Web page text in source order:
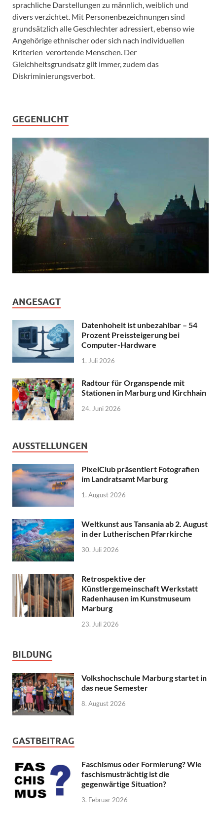
sprachliche Darstellungen zu männlich, weiblich und
divers verzichtet. Mit Personenbezeichnungen sind
grundsätzlich alle Geschlechter adressiert, ebenso wie
Angehörige ethnischer oder sich nach individuellen
Kriterien verortende Menschen. Der
Gleichheitsgrundsatz gilt immer, zudem das
Diskriminierungsverbot.
GEGENLICHT
ANGESAGT
Datenhoheit ist unbezahlbar – 54
Prozent Preissteigerung bei
Computer-Hardware
1. Juli 2026
Radtour für Organspende mit
Stationen in Marburg und Kirchhain
24. Juni 2026
AUSSTELLUNGEN
PixelClub präsentiert Fotografien
im Landratsamt Marburg
1. August 2026
Weltkunst aus Tansania ab 2. August
in der Lutherischen Pfarrkirche
30. Juli 2026
Retrospektive der
Künstlergemeinschaft Werkstatt
Radenhausen im Kunstmuseum
Marburg
23. Juli 2026
BILDUNG
Volkshochschule Marburg startet in
das neue Semester
8. August 2026
GASTBEITRAG
Faschismus oder Formierung? Wie
faschismusträchtig ist die
gegenwärtige Situation?
3. Februar 2026